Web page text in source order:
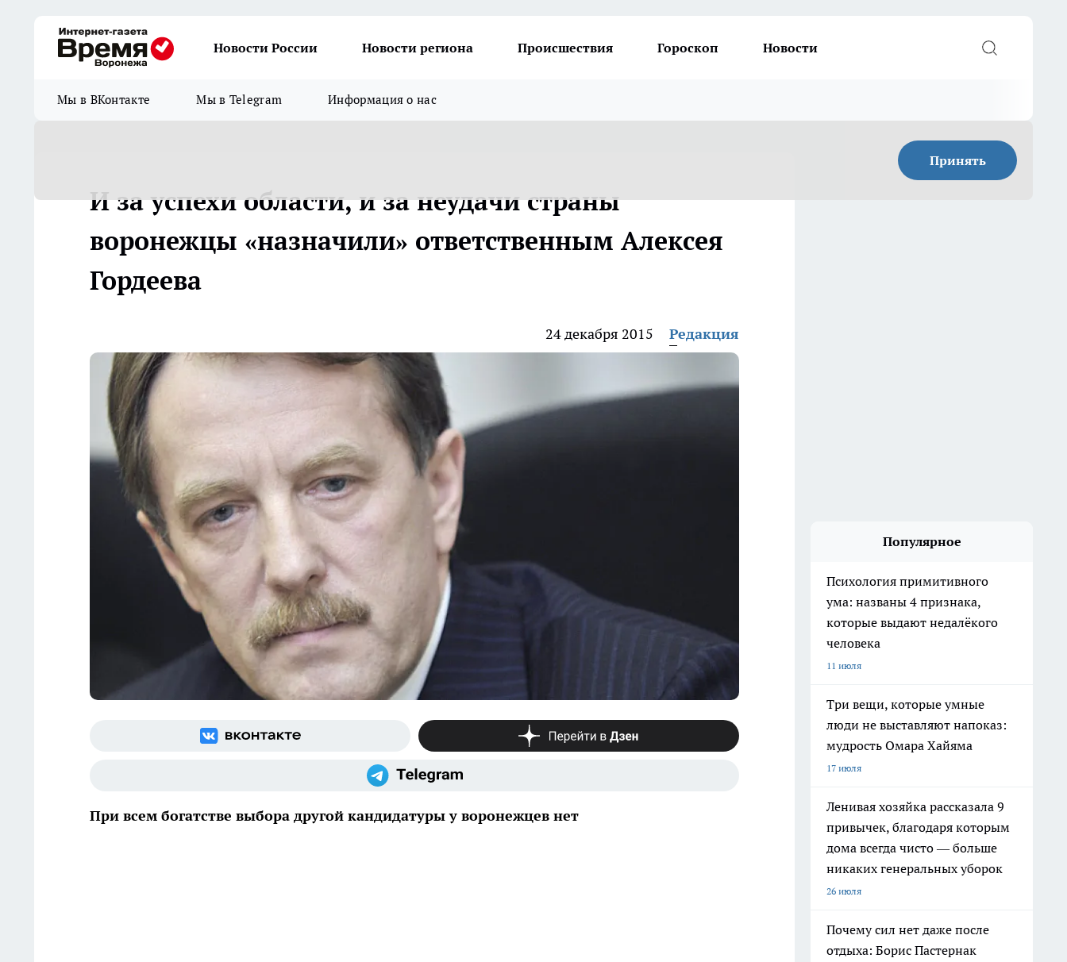
Новости России Новости региона Происшествия Гороскоп Новости
Мы в ВКонтакте Мы в Telegram Информация о нас
Принять
И за успехи области, и за неудачи страны
воронежцы «назначили» ответственным Алексея
Гордеева
24 декабря 2015 Редакция
При всем богатстве выбора другой кандидатуры у воронежцев нет
Популярное
Психология примитивного
ума: названы 4 признака,
которые выдают недалёкого
человека
11 июля
Три вещи, которые умные
люди не выставляют напоказ:
мудрость Омара Хайяма
17 июля
Ленивая хозяйка рассказала 9
привычек, благодаря которым
дома всегда чисто — больше
никаких генеральных уборок
26 июля
Почему сил нет даже после
отдыха: Борис Пастернак